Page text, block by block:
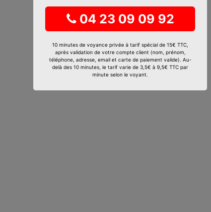
04 23 09 09 92
10 minutes de voyance privée à tarif spécial de 15€ TTC,
après validation de votre compte client (nom, prénom,
téléphone, adresse, email et carte de paiement valide). Au-
delà des 10 minutes, le tarif varie de 3,5€ à 9,5€ TTC par
minute selon le voyant.